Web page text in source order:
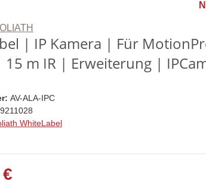
| IP Kamera | Für
15 m IR | Erweiterung |
AV-ALA-IPC
WhiteLabel